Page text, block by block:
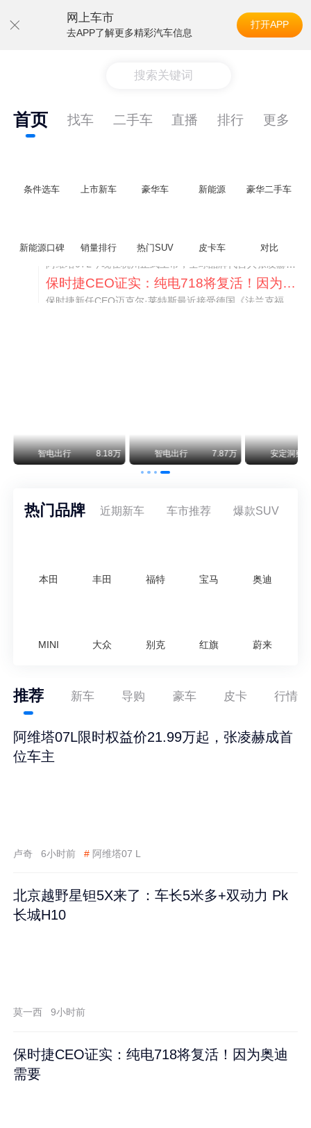
网上车市
去APP了解更多精彩汽车信息
打开APP
搜索关键词
首页 找车 二手车 直播 排行 更多
条件选车 上市新车 豪华车 新能源 豪华二手车
新能源口碑 销量排行 热门SUV 皮卡车 对比阿维塔07L限时权益价21.99万起，张凌赫成首位车主
保时捷CEO证实：纯电718将复活！因为奥迪需要
智电出行 8.18万 智电出行 7.87万 安定洞察
热门品牌 近期新车 车市推荐 爆款SUV
本田 丰田 福特 宝马 奥迪
MINI 大众 别克 红旗 蔚来
推荐 新车 导购 豪车 皮卡 行情
阿维塔07L限时权益价21.99万起，张凌赫成首
位车主
卢奇 6小时前 # 阿维塔07 L
北京越野星钽5X来了：车长5米多+双动力 Pk
长城H10
莫一西 9小时前
保时捷CEO证实：纯电718将复活！因为奥迪
需要